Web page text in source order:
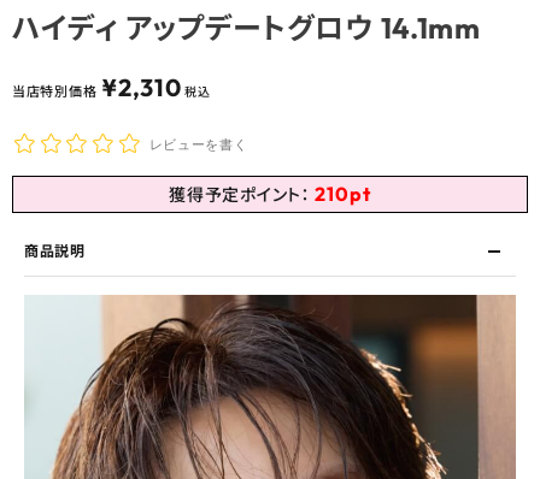
ハイディ アップデートグロウ 14.1mm
当店特別価格 ¥2,310 税込
レビューを書く
獲得予定ポイント： 210pt
商品説明